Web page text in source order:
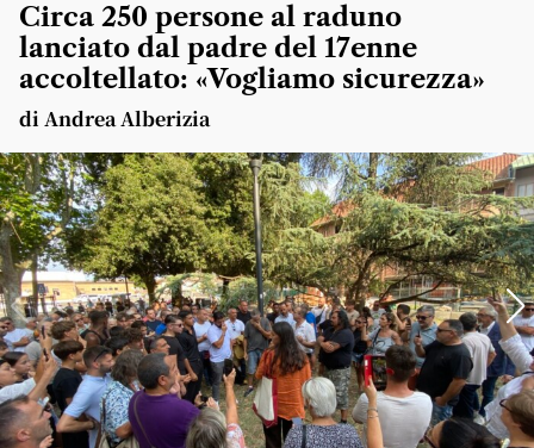
Circa 250 persone al raduno
lanciato dal padre del 17enne
accoltellato: «Vogliamo sicurezza»
di Andrea Alberizia